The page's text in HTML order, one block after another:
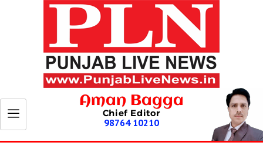
Aman Bagga
Chief Editor
98764 10210